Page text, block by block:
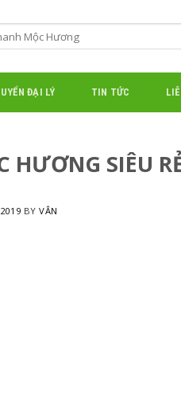
ĐẠI LÝ TIN TỨC
HƯƠNG SIÊU
BYVÂN